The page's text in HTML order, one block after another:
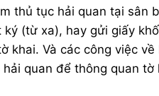
thủ tục hải quan tại sân
(từ xa), hay gửi giấy
Và các công việc
quan để thông quan